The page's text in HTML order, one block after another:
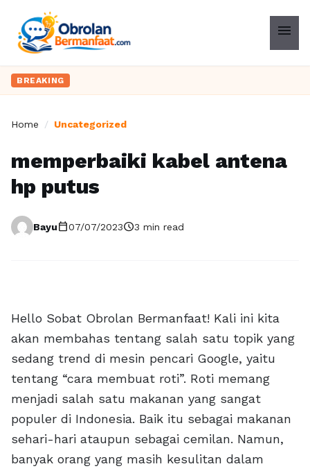
menu
BREAKING
Home / Uncategorized
memperbaiki kabel antena
hp putus
Bayucalendar_today07/07/2023schedule3 min read
Hello Sobat Obrolan Bermanfaat! Kali ini kita
akan membahas tentang salah satu topik yang
sedang trend di mesin pencari Google, yaitu
tentang “cara membuat roti”. Roti memang
menjadi salah satu makanan yang sangat
populer di Indonesia. Baik itu sebagai makanan
sehari-hari ataupun sebagai cemilan. Namun,
banyak orang yang masih kesulitan dalam